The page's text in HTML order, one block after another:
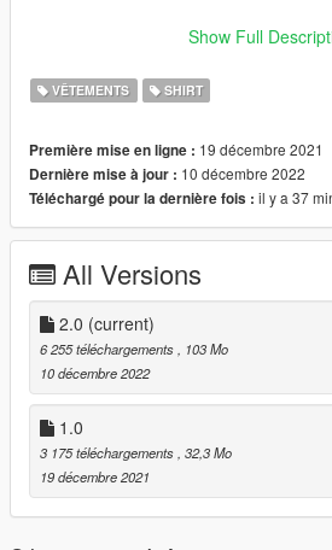
Thanks for downloading my mod, stay
Show Full
VÊTEMENTS SHIRT
Première mise en ligne : 19 décembre 2021
Dernière mise à jour : 10 décembre 2022
Téléchargé pour la dernière fois : il y a 37
All Versions
2.0 (current)
6 255 téléchargements
, 103 Mo
10 décembre 2022
1.0
3 175 téléchargements , 32,3 Mo
19 décembre 2021